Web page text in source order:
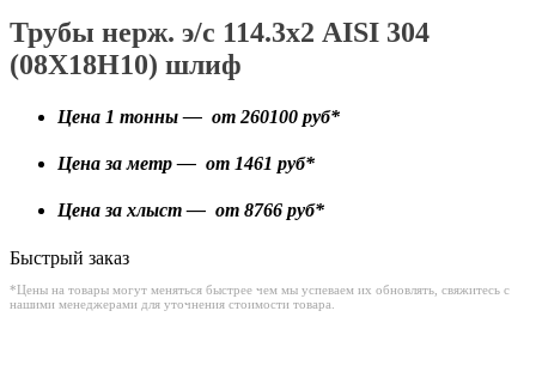
Трубы нерж. э/с 114.3х2 AISI 304
(08X18H10) шлиф
Цена 1 тонны — от 260100 руб*
Цена за метр — от 1461 руб*
Цена за хлыст — от 8766 руб*
Быстрый заказ
*Цены на товары могут меняться быстрее чем мы успеваем их обновлять, свяжитесь с
нашими менеджерами для уточнения стоимости товара.